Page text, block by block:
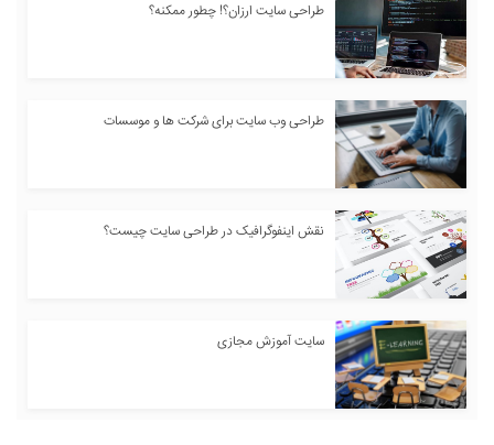
طراحی سایت ارزان؟! چطور ممکنه؟
طراحی وب سایت برای شرکت ها و موسسات
نقش اینفوگرافیک در طراحی سایت چیست؟
سایت آموزش مجازی